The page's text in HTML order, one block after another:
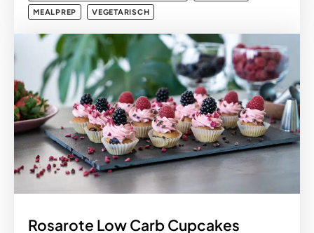
MEALPREP
VEGETARISCH
Rosarote Low Carb Cupcakes